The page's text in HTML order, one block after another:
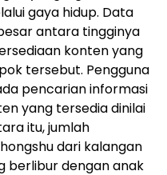
gaya hidup. Data
antara tingginya
konten yang
tersebut. Pengguna
pencarian informasi
yang tersedia dinilai
itu, jumlah
dari kalangan
berlibur dengan anak